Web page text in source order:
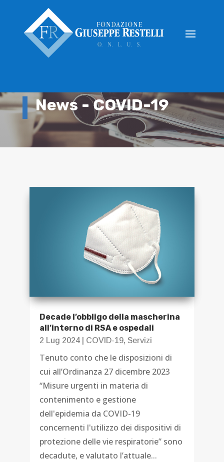
News - COVID-19
Decade l’obbligo della mascherina
all’interno di RSA e ospedali
2 Lug 2024| COVID-19, Servizi
Tenuto conto che le disposizioni di
cui all’Ordinanza 27 dicembre 2023
“Misure urgenti in materia di
contenimento e gestione
dell'epidemia da COVID-19
concernenti l'utilizzo dei dispositivi di
protezione delle vie respiratorie” sono
decadute, e valutato l’attuale...